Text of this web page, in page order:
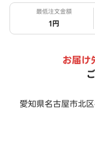
最低注文金額
1円
お届け
愛知県名古屋市北